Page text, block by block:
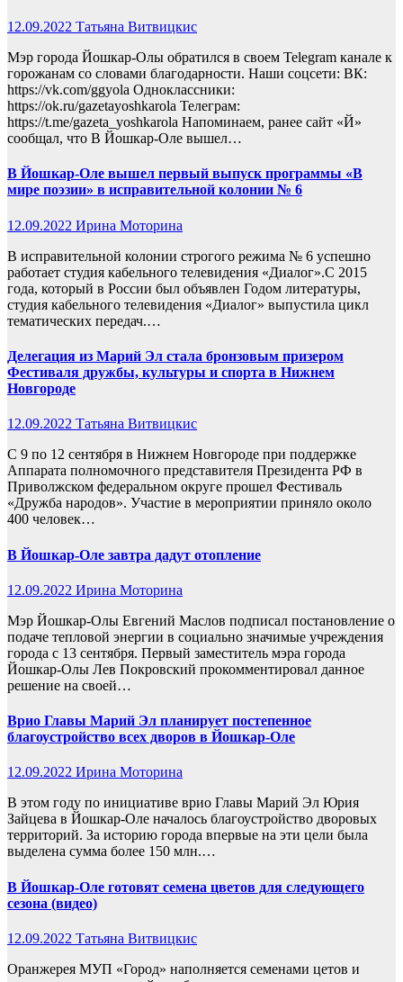
12.09.2022 Татьяна Витвицкис
Мэр города Йошкар-Олы обратился в своем Telegram канале к
горожанам со словами благодарности. Наши соцсети: ВК:
https://vk.com/ggyola Одноклассники:
https://ok.ru/gazetayoshkarola Телеграм:
https://t.me/gazeta_yoshkarola Напоминаем, ранее сайт «Й»
сообщал, что В Йошкар-Оле вышел…
В Йошкар-Оле вышел первый выпуск программы «В
мире поэзии» в исправительной колонии № 6
12.09.2022 Ирина Моторина
В исправительной колонии строгого режима № 6 успешно
работает студия кабельного телевидения «Диалог».С 2015
года, который в России был объявлен Годом литературы,
студия кабельного телевидения «Диалог» выпустила цикл
тематических передач.…
Делегация из Марий Эл стала бронзовым призером
Фестиваля дружбы, культуры и спорта в Нижнем
Новгороде
12.09.2022 Татьяна Витвицкис
С 9 по 12 сентября в Нижнем Новгороде при поддержке
Аппарата полномочного представителя Президента РФ в
Приволжском федеральном округе прошел Фестиваль
«Дружба народов». Участие в мероприятии приняло около
400 человек…
В Йошкар-Оле завтра дадут отопление
12.09.2022 Ирина Моторина
Мэр Йошкар-Олы Евгений Маслов подписал постановление о
подаче тепловой энергии в социально значимые учреждения
города с 13 сентября. Первый заместитель мэра города
Йошкар-Олы Лев Покровский прокомментировал данное
решение на своей…
Врио Главы Марий Эл планирует постепенное
благоустройство всех дворов в Йошкар-Оле
12.09.2022 Ирина Моторина
В этом году по инициативе врио Главы Марий Эл Юрия
Зайцева в Йошкар-Оле началось благоустройство дворовых
территорий. За историю города впервые на эти цели была
выделена сумма более 150 млн.…
В Йошкар-Оле готовят семена цветов для следующего
сезона (видео)
12.09.2022 Татьяна Витвицкис
Оранжерея МУП «Город» наполняется семенами цетов и